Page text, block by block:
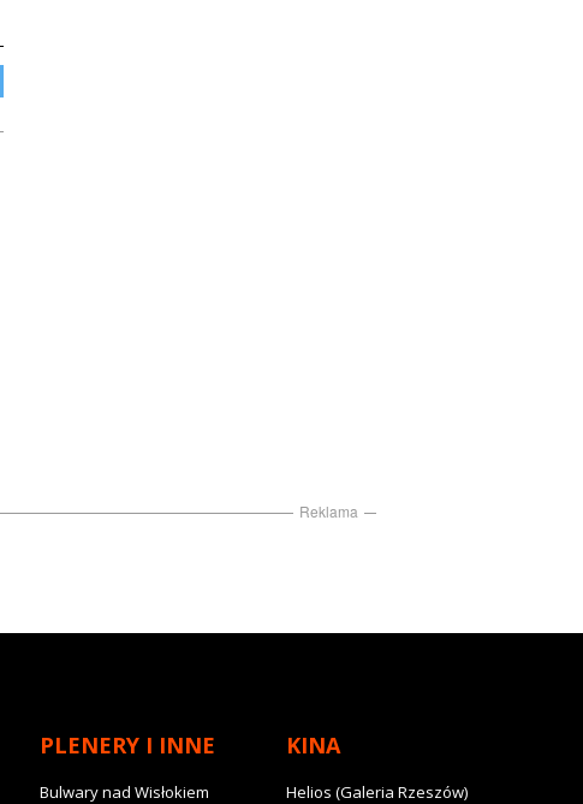
Reklama
PLENERY I INNE
Bulwary nad Wisłokiem
KINA
Helios (Galeria Rzeszów)